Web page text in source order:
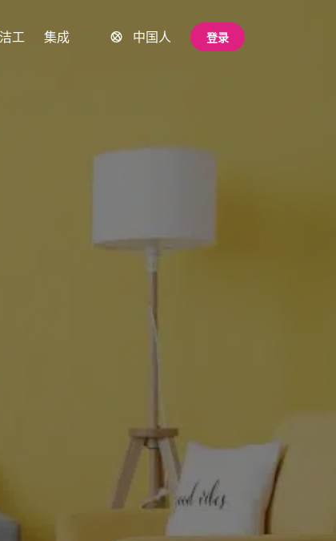
工 集成 中国人 登录